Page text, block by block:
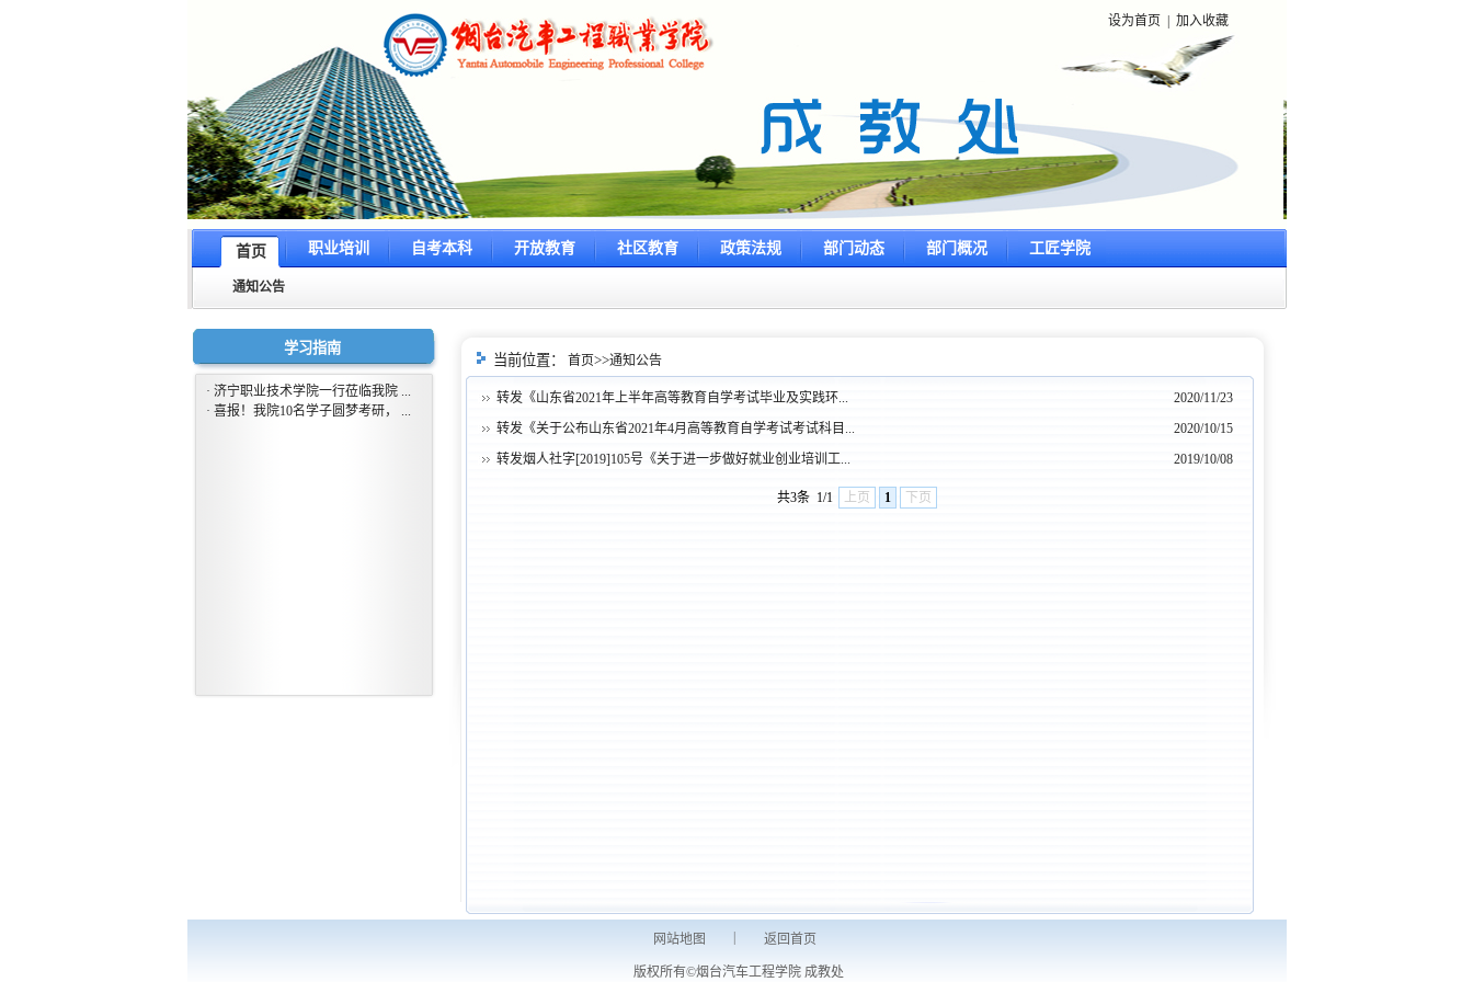
设为首页 加入收藏
首页 职业培训 自考本科 开放教育 社区教育 政策法规 部门动态 部门概况 工匠学院
通知公告
学习指南
· 济宁职业技术学院一行莅临我院 ...
· 喜报！我院10名学子圆梦考研， ...
当前位置： 首页>>通知公告
转发《山东省2021年上半年高等教育自学考试毕业及实践环...
2020/11/23
转发《关于公布山东省2021年4月高等教育自学考试考试科目...
2020/10/15
转发烟人社字[2019]105号《关于进一步做好就业创业培训工...
2019/10/08
共3条 1/1 上页 1 下页
网站地图 返回首页
版权所有©烟台汽车工程学院 成教处